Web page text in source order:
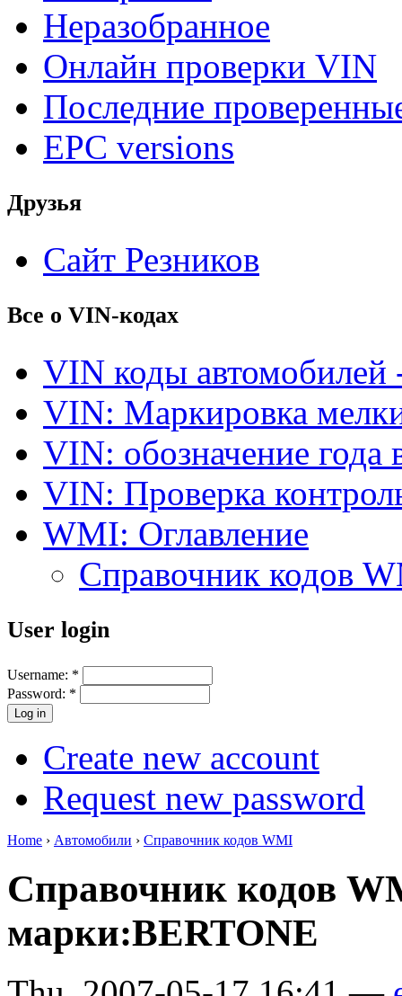
Неразобранное
Онлайн проверки VIN
Последние
EPC versions
Друзья
Сайт Резников
Все о VIN-кодах
VIN коды автомобилей
VIN: Маркировка
VIN: обозначение года
VIN: Проверка
WMI: Оглавление
Справочник кодов
User login
Username: *
Password: *
Create new account
Request new password
Home › Автомобили › Справочник кодов WMI
Справочник кодов
марки:BERTONE